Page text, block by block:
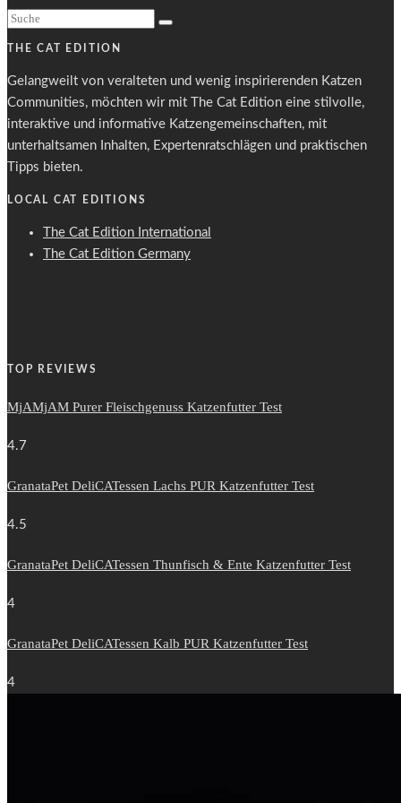
THE CAT EDITION
Gelangweilt von veralteten und wenig inspirierenden Katzen
Communities, möchten wir mit The Cat Edition eine stilvolle,
interaktive und informative Katzengemeinschaften, mit
unterhaltsamen Inhalten, Expertenratschlägen und praktischen
Tipps bieten.
LOCAL CAT EDITIONS
The Cat Edition International
The Cat Edition Germany
TOP REVIEWS
MjAMjAM Purer Fleischgenuss Katzenfutter Test
4.7
GranataPet DeliCATessen Lachs PUR Katzenfutter Test
4.5
GranataPet DeliCATessen Thunfisch & Ente Katzenfutter Test
4
GranataPet DeliCATessen Kalb PUR Katzenfutter Test
4